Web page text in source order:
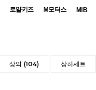
로얄키즈 M모터스 MIB
상의 (104) 상하세트